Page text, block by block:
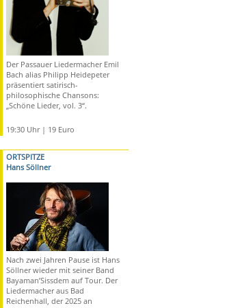
Der Passauer Liedermacher Emil
Bach alias Philipp Heidepeter
präsentiert satirisch-
philosophische Chansons:
„Schöne Lieder, vol. 3“.
19:30 Uhr | 19 Euro
ORTSPITZE
Hans Söllner
Nach zwei Jahren Pause ist Hans
Söllner wieder mit seiner Band
Bayaman’Sissdem auf Tour. Der
Liedermacher aus Bad
Reichenhall, der 2025 an